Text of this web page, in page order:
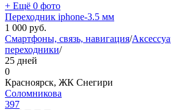
+ Ещё 0 фото
Переходник iphone-3.5 мм
1 000 руб.
Смартфоны, связь, навигация/
переходники/
25 дней
0
Красноярск, ЖК Снегири
Соломникова
397